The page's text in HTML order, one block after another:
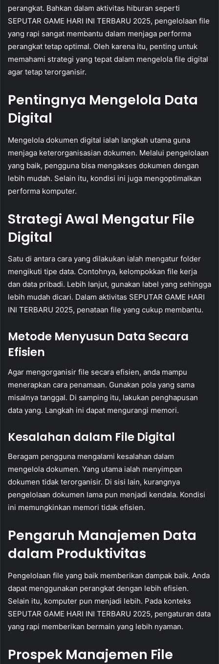
perangkat. Bahkan dalam aktivitas hiburan seperti
SEPUTAR GAME HARI INI TERBARU 2025, pengelolaan file
yang rapi sangat membantu dalam menjaga performa
perangkat tetap optimal. Oleh karena itu, penting untuk
memahami strategi yang tepat dalam mengelola file digital
agar tetap terorganisir.
Pentingnya Mengelola Data
Digital
Mengelola dokumen digital ialah langkah utama guna
menjaga keterorganisasian dokumen. Melalui pengelolaan
yang baik, pengguna bisa mengakses dokumen dengan
lebih mudah. Selain itu, kondisi ini juga mengoptimalkan
performa komputer.
Strategi Awal Mengatur File
Digital
Satu di antara cara yang dilakukan ialah mengatur folder
mengikuti tipe data. Contohnya, kelompokkan file kerja
dan data pribadi. Lebih lanjut, gunakan label yang sehingga
lebih mudah dicari. Dalam aktivitas SEPUTAR GAME HARI
INI TERBARU 2025, penataan file yang cukup membantu.
Metode Menyusun Data Secara
Efisien
Agar mengorganisir file secara efisien, anda mampu
menerapkan cara penamaan. Gunakan pola yang sama
misalnya tanggal. Di samping itu, lakukan penghapusan
data yang. Langkah ini dapat mengurangi memori.
Kesalahan dalam File Digital
Beragam pengguna mengalami kesalahan dalam
mengelola dokumen. Yang utama ialah menyimpan
dokumen tidak terorganisir. Di sisi lain, kurangnya
pengelolaan dokumen lama pun menjadi kendala. Kondisi
ini memungkinkan memori tidak efisien.
Pengaruh Manajemen Data
dalam Produktivitas
Pengelolaan file yang baik memberikan dampak baik. Anda
dapat menggunakan perangkat dengan lebih efisien.
Selain itu, komputer pun menjadi lebih. Pada konteks
SEPUTAR GAME HARI INI TERBARU 2025, pengaturan data
yang rapi memberikan bermain yang lebih nyaman.
Prospek Manajemen File